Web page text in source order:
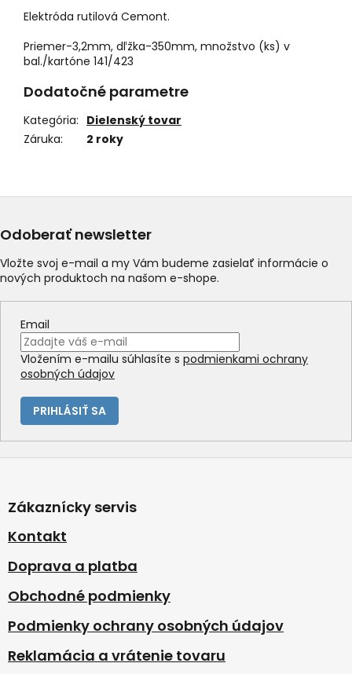
Elektróda rutilová Cemont.
Priemer-3,2mm, dľžka-350mm, množstvo (ks) v
bal./kartóne 141/423
Dodatočné parametre
Kategória: Dielenský tovar
Záruka: 2 roky
Odoberať newsletter
Vložte svoj e-mail a my Vám budeme zasielať informácie o
nových produktoch na našom e-shope.
Email
Vložením e-mailu súhlasíte s podmienkami ochrany
osobných údajov
PRIHLÁSIŤ SA
p
ä
e
Zákaznícky servis
Kontakt
Doprava a platba
Obchodné podmienky
Podmienky ochrany osobných údajov
Reklamácia a vrátenie tovaru